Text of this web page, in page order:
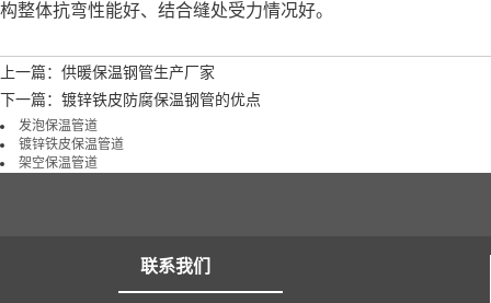
构整体抗弯性能好、结合缝处受力情况好。
上一篇：供暖保温钢管生产厂家
下一篇：镀锌铁皮防腐保温钢管的优点
发泡保温管道
镀锌铁皮保温管道
架空保温管道
联系我们